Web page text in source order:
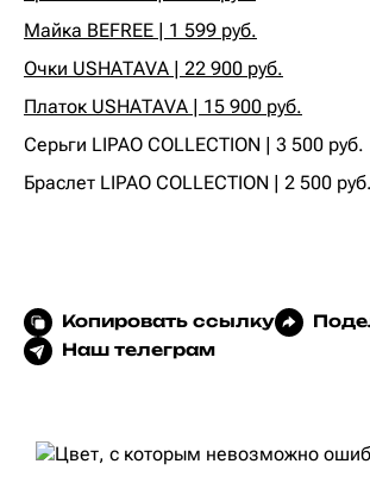
Майка BEFREE | 1 599 руб.
Очки USHATAVA | 22 900 руб.
Платок USHATAVA | 15 900 руб.
‍Серьги LIPAO COLLECTION | 3 500 руб.‍
‍Браслет LIPAO COLLECTION | 2 500 руб.
Копировать ссылку
Наш телеграм